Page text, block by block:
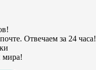
Отвечаем за 24 часа!
мира!